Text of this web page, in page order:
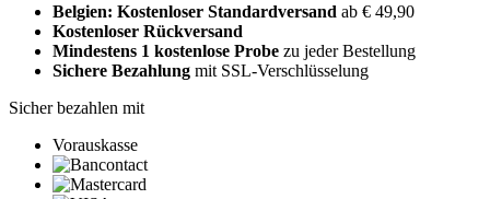
Belgien: Kostenloser Standardversand ab € 49,90
Kostenloser Rückversand
Mindestens 1 kostenlose Probe zu jeder Bestellung
Sichere Bezahlung mit SSL-Verschlüsselung
Sicher bezahlen mit
Vorauskasse